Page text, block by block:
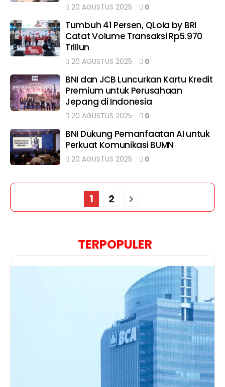
20 AGUSTUS 2025 0
Tumbuh 41 Persen, QLola by BRI
Catat Volume Transaksi Rp5.970
Triliun
20 AGUSTUS 2025 0
BNI dan JCB Luncurkan Kartu Kredit
Premium untuk Perusahaan
Jepang di Indonesia
20 AGUSTUS 2025 0
BNI Dukung Pemanfaatan AI untuk
Perkuat Komunikasi BUMN
20 AGUSTUS 2025 0
1 2
TERPOPULER